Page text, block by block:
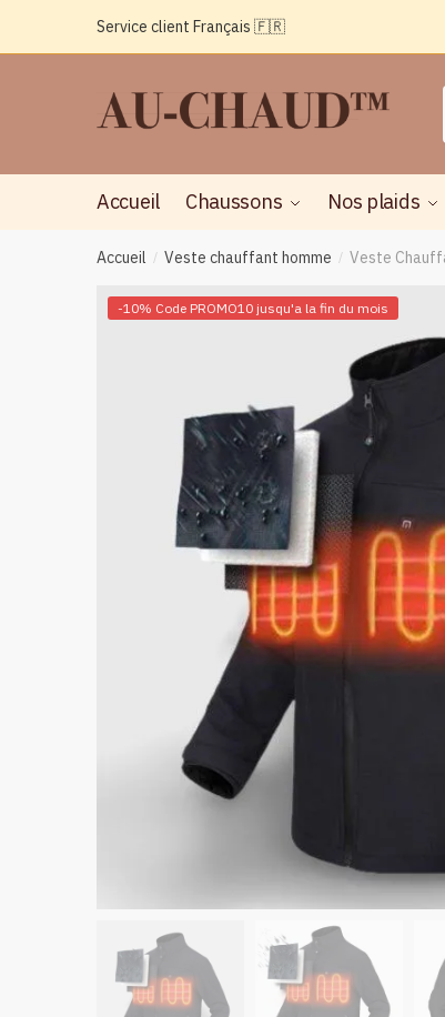
Service client Français 🇫🇷
Accueil Chaussons Nos plaids
Accueil / Veste chauffant homme / Veste
-10% Code PROMO10 jusqu'a la fin du mois